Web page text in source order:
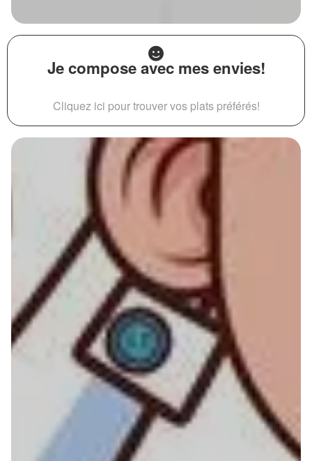
Je compose avec mes envies!
Cliquez ici pour trouver vos plats préférés!